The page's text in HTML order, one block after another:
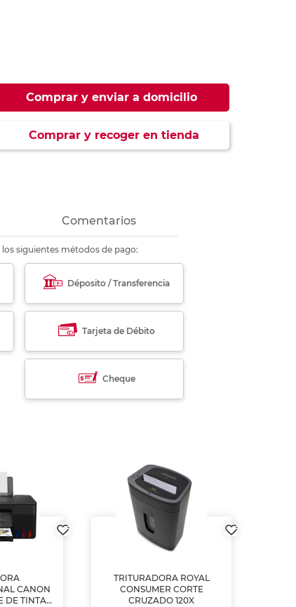
Comprar y enviar a domicilio
Comprar y recoger en tienda
Comentarios
siguientes métodos de pago:
Déposito / Transferencia
Tarjeta de Débito
Cheque
CANON
DE TINTA
TRITURADORA ROYAL
CONSUMER CORTE
CRUZADO 120X